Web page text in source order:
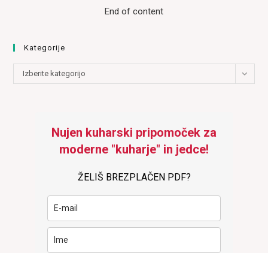
End of content
Kategorije
Kategorije
Izberite kategorijo
Nujen kuharski pripomoček za
moderne "kuharje" in jedce!
ŽELIŠ BREZPLAČEN PDF?